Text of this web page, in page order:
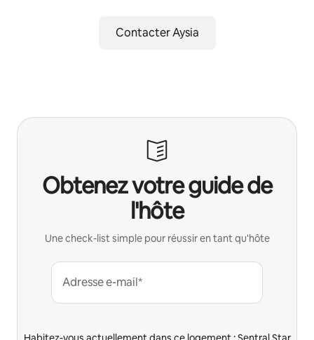
Contacter Aysia
Obtenez votre guide de
l'hôte
Une check-list simple pour réussir en tant qu'hôte
Adresse e-mail*